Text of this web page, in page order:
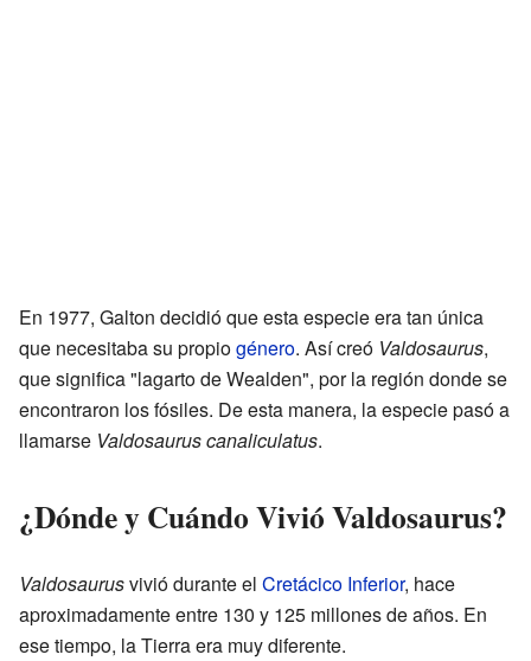
En 1977, Galton decidió que esta especie era tan única
que necesitaba su propiogénero. Así creó Valdosaurus,
que significa "lagarto de Wealden", por la región donde se
encontraron los fósiles. De esta manera, la especie pasó a
llamarse Valdosaurus canaliculatus.
¿Dónde y Cuándo Vivió Valdosaurus?
Valdosaurusvivió durante el Cretácico Inferior, hace
aproximadamente entre 130 y 125 millones de años. En
ese tiempo, la Tierra era muy diferente.